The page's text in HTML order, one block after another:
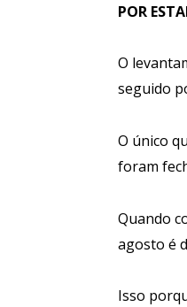
POR
O
seguido
O único
foram
Quando
agosto é
Isso